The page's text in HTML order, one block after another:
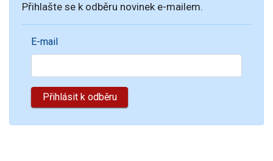
Přihlašte se k odběru novinek e-mailem.
E-mail